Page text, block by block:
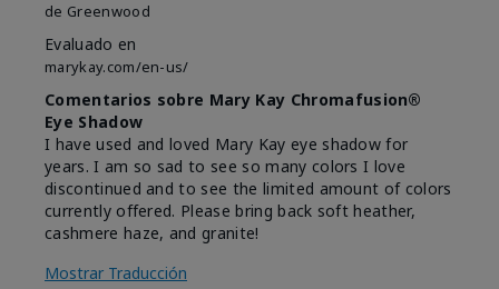
de Greenwood
Evaluado en
marykay.com/en-us/
Comentarios sobre Mary Kay Chromafusion®
Eye Shadow
I have used and loved Mary Kay eye shadow for
years. I am so sad to see so many colors I love
discontinued and to see the limited amount of colors
currently offered. Please bring back soft heather,
cashmere haze, and granite!
Mostrar Traducción